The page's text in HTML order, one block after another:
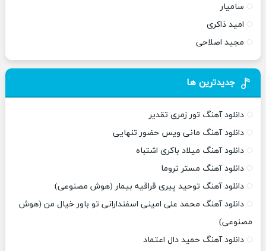
سامیار
امید ذاکری
مجید اصلاحی
جدیدترین ها
دانلود آهنگ تور زمری تقدیر
دانلود آهنگ مانی ویس حضور تنهایی
دانلود آهنگ میلاد باکری اشتباه
دانلود آهنگ مستر تروما
دانلود آهنگ توحید پیری قراقیه بیمار (هوش مصنوعی)
دانلود آهنگ محمد علی امینی اسفندارانی تو باور خیال من (هوش
مصنوعی)
دانلود آهنگ حمید دال اعتماد